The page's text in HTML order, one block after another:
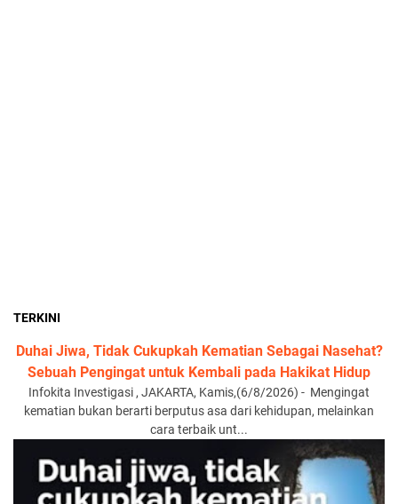
TERKINI
Duhai Jiwa, Tidak Cukupkah Kematian Sebagai Nasehat?
Sebuah Pengingat untuk Kembali pada Hakikat Hidup
Infokita Investigasi , JAKARTA, Kamis,(6/8/2026) - Mengingat
kematian bukan berarti berputus asa dari kehidupan, melainkan
cara terbaik unt...